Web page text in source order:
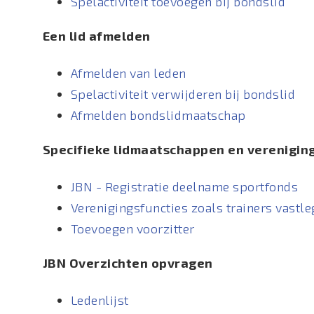
Een lid afmelden
Afmelden van leden
Spelactiviteit verwijderen bij bondslid
Afmelden bondslidmaatschap
Specifieke lidmaatschappen en
JBN - Registratie deelname sportfonds
Verenigingsfuncties zoals trainers
Toevoegen voorzitter
JBN Overzichten opvragen
Ledenlijst